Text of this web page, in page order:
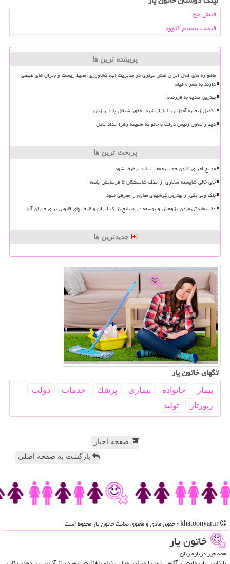
فیش حج
قیمت بیسیم کنوود
پربیننده ترین ها
ماهواره های فعال ایران نقش مؤثری در مدیریت آب، کشاورزی، محیط زیست و بحران های طبیعی
دارند به همراه فیلم
بهترین هدیه به فرزندم!
تکمیل زنجیره آموزش تا بازار شرط تحقق اشتغال پایدار زنان
دیدار معاون رئیس دولت با خانواده شهیده زهرا حداد عادل
پربحث ترین ها
موانع اجرای قانون جوانی جمعیت باید برطرف شود
جای خالی شایسته سالاری از حذف شایستگان تا فرسایش جامعه
بلک ویو یکی از بهترین گوشیهای مقاوم را معرفی نمود
عقب ماندگی مزمن پژوهش و توسعه در صنایع بزرگ ایران و ظرفیتهای قانونی برای جبران آن
جدیدترین ها
تگهای خاتون یار
بیمار خانواده بیماری پزشك خدمات
دولت
رپورتاژ
تولید
صفحه اخبار
بازگشت به صفحه اصلی
خاتون یار
همه چیز درباره زنان